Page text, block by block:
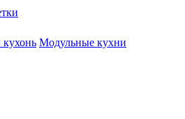
Модульные кухни